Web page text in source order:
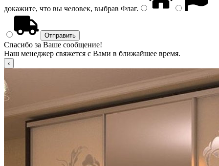
докажите, что вы человек, выбрав Флаг.
Спасибо за Ваше сообщение!
Наш менеджер свяжется с Вами в ближайшее время.